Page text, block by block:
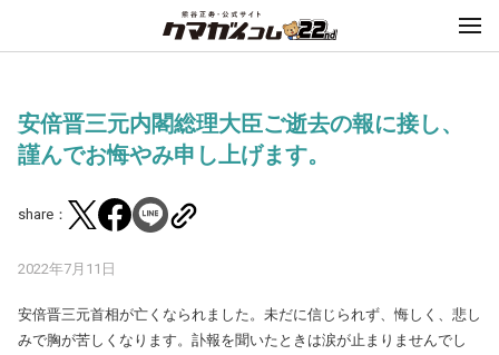
安倍晋三元内閣総理大臣ご逝去の報に接し、
謹んでお悔やみ申し上げます。
share：
2022年7月11日
安倍晋三元首相が亡くなられました。未だに信じられず、悔しく、悲し
みで胸が苦しくなります。訃報を聞いたときは涙が止まりませんでし